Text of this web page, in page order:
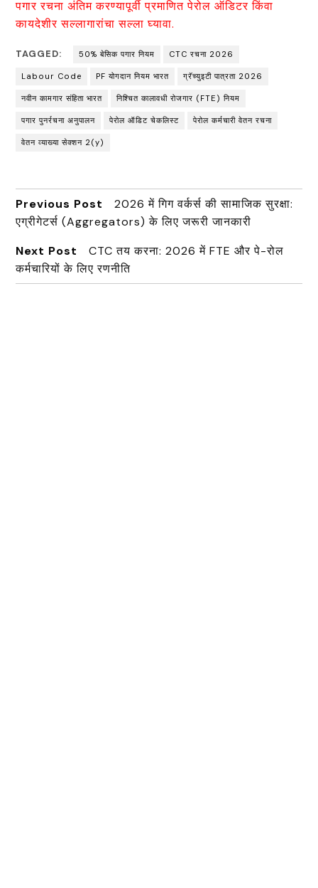
पगार रचना अंतिम करण्यापूर्वी प्रमाणित पेरोल ऑडिटर किंवा
कायदेशीर सल्लागारांचा सल्ला घ्यावा.
TAGGED: 50% बेसिक पगार नियम CTC रचना 2026
Labour Code PF योगदान नियम भारत ग्रॅच्युइटी पात्रता 2026
नवीन कामगार संहिता भारत निश्चित कालावधी रोजगार (FTE) नियम
पगार पुनर्रचना अनुपालन पेरोल ऑडिट चेकलिस्ट पेरोल कर्मचारी वेतन रचना
वेतन व्याख्या सेक्शन 2(y)
Previous Post
2026 में गिग वर्कर्स की सामाजिक सुरक्षा:
एग्रीगेटर्स (Aggregators) के लिए जरूरी जानकारी
Next Post
CTC तय करना: 2026 में FTE और पे-रोल
कर्मचारियों के लिए रणनीति